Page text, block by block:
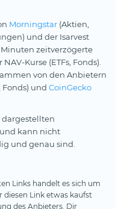
Morningstar (Aktien,
und der Isarvest
zeitverzögerte
Kurse (ETFs, Fonds).
von den Anbietern
Fonds) und CoinGecko
dargestellten
kann nicht
und genau sind.
Links handelt es sich um
diesen Link etwas kaufst
des Anbieters. Dir